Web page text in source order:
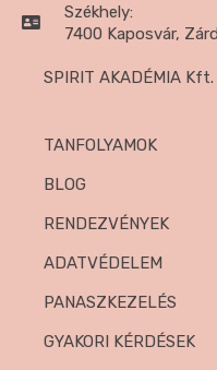
Székhely:
7400 Kaposvár,
SPIRIT AKADÉMIA
TANFOLYAMOK
BLOG
RENDEZVÉNYEK
ADATVÉDELEM
PANASZKEZELÉS
GYAKORI KÉRDÉSEK